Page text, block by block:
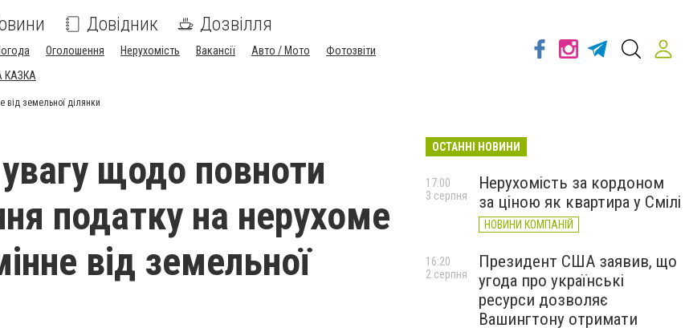
Довідник Дозвілля
Оголошення Нерухомість Вакансії Авто / Мото
Фотозвіти
КАЗКА
від земельної ділянки
щодо повноти
податку на нерухоме
від земельної
ОСТАННІ НОВИНИ
Нерухомість за кордоном
за ціною як квартира у Смілі
НОВИНИ КОМПАНІЙ
17:00
3 серпня
Президент США заявив, що
угода про українські
ресурси дозволяє
Вашингтону отримати
16:20
2 серпня